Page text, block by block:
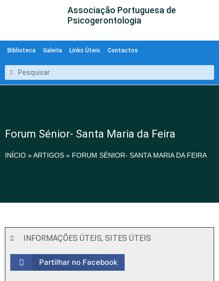
Associação Portuguesa de
Psicogerontologia
Biblioteca Galeria Links Úteis Contactos
Forum Sénior- Santa Maria da Feira
INÍCIO »ARTIGOS » FORUM SÉNIOR- SANTA MARIA DA FEIRA
INFORMAÇÕES ÚTEIS, SITES ÚTEIS
Partilhar no Facebook